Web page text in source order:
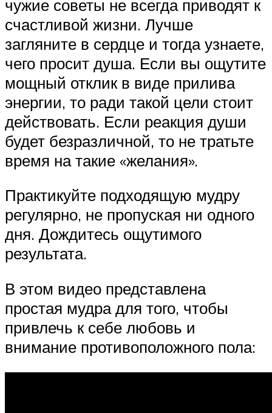
чужие советы не всегда приводят к
счастливой жизни. Лучше
загляните в сердце и тогда узнаете,
чего просит душа. Если вы ощутите
мощный отклик в виде прилива
энергии, то ради такой цели стоит
действовать. Если реакция души
будет безразличной, то не тратьте
время на такие «желания».
Практикуйте подходящую мудру
регулярно, не пропуская ни одного
дня. Дождитесь ощутимого
результата.
В этом видео представлена
простая мудра для того, чтобы
привлечь к себе любовь и
внимание противоположного пола: